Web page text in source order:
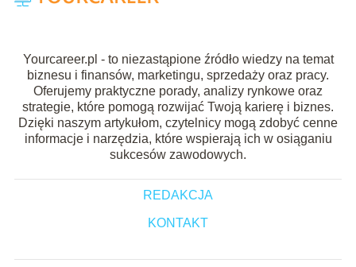
Yourcareer.pl - to niezastąpione źródło wiedzy na temat
biznesu i finansów, marketingu, sprzedaży oraz pracy.
Oferujemy praktyczne porady, analizy rynkowe oraz
strategie, które pomogą rozwijać Twoją karierę i biznes.
Dzięki naszym artykułom, czytelnicy mogą zdobyć cenne
informacje i narzędzia, które wspierają ich w osiąganiu
sukcesów zawodowych.
REDAKCJA
KONTAKT